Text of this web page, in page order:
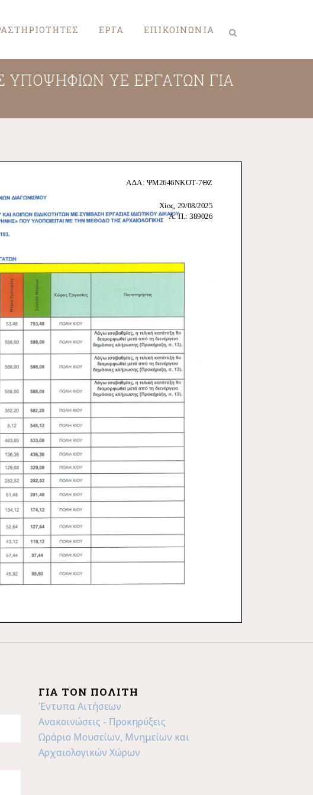
ΕΡΓΑ ΕΠΙΚΟΙΝΩΝΙΑ
ΥΠΟΨΗΦΙΩΝ ΥΕ ΕΡΓΑΤΩΝ ΓΙΑ
ΓΙΑ ΤΟΝ ΠΟΛΊΤΗ
Έντυπα Αιτήσεων
Ανακοινώσεις - Προκηρύξεις
Ωράριο Μουσείων, Μνημείων και
Αρχαιολογικών Χώρων